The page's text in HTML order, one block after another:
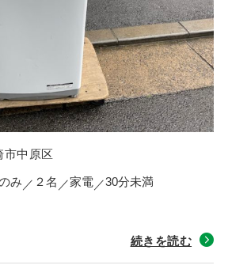
市中原区
み ２名 家電 30分未満
続きを読む